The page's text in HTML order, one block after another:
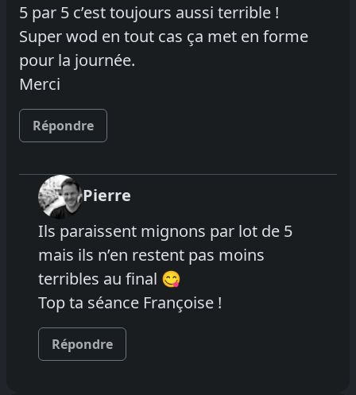
5 par 5 c’est toujours aussi terrible !
Super wod en tout cas ça met en forme
pour la journée.
Merci
Répondre
Pierre
Ils paraissent mignons par lot de 5
mais ils n’en restent pas moins
terribles au final 😋
Top ta séance Françoise !
Répondre